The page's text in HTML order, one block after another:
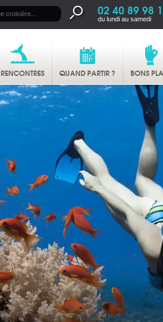
02 40 89 98
du lundi au samedi
RENCONTRES QUAND PARTIR ? BONS